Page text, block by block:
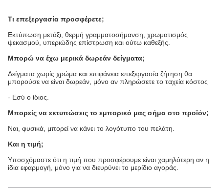
Τι επεξεργασία προσφέρετε;
Εκτύπωση μετάξι, θερμή γραμματοσήμανση, χρωματισμός
ψεκασμού, υπεριώδης επίστρωση και ούτω καθεξής.
Μπορώ να έχω μερικά δωρεάν δείγματα;
Δείγματα χωρίς χρώμα και επιφάνεια επεξεργασία ζήτηση θα
μπορούσε να είναι δωρεάν, μόνο αν πληρώσετε το ταχεία κόστος
- Εσύ ο ίδιος.
Μπορείς να εκτυπώσεις το εμπορικό μας σήμα στο προϊόν;
Ναι, φυσικά, μπορεί να κάνει το λογότυπο του πελάτη.
Και η τιμή;
Υποσχόμαστε ότι η τιμή που προσφέρουμε είναι χαμηλότερη αν η
ίδια εφαρμογή, μόνο για να διευρύνει το μερίδιο αγοράς.